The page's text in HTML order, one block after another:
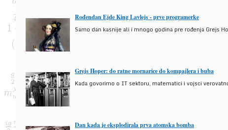
Rođendan Ejde King Lavlejs - prve programerke
Samo dan kasnije ali i mnogo godina pre rođenja Grejs
Grejs Hoper: do ratne mornarice do kompajlera i buba
Kada govorimo o IT sektoru, matematici i vojsci
Dan kada je eksplodirala prva atomska bomba